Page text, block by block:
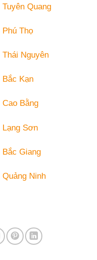
Quang
Phú Thọ
Nguyên
Bắc Kạn
Bằng
Lạng Sơn
Bắc Giang
Ninh